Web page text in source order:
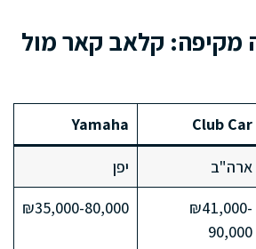
מקיפה: קלאב קאר מול
Club Car
Yamaha
ארה"ב
יפן
₪41,000-
90,000
₪35,000-80,000